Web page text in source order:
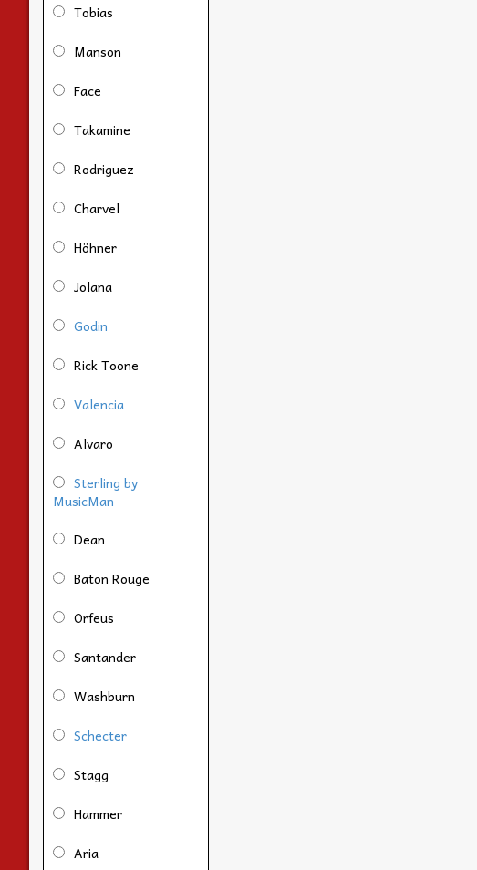
Tobias
Manson
Face
Takamine
Rodriguez
Charvel
Höhner
Jolana
Godin
Rick Toone
Valencia
Alvaro
Sterling by
MusicMan
Dean
Baton Rouge
Orfeus
Santander
Washburn
Schecter
Stagg
Hammer
Aria